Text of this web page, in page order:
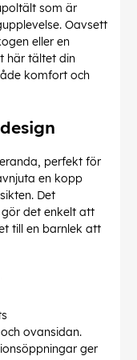
som är
Oavsett
eller en
här tältet din
komfort och
perfekt för
en kopp
Det
det enkelt att
till en barnlek att
ovansidan.
ger